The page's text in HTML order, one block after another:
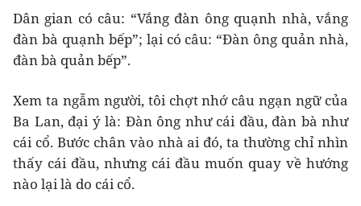
Dân gian có câu: “Vắng đàn ông quạnh nhà, vắng
đàn bà quạnh bếp”; lại có câu: “Đàn ông quản nhà,
đàn bà quản bếp”.
Xem ta ngẫm người, tôi chợt nhớ câu ngạn ngữ của
Ba Lan, đại ý là: Đàn ông như cái đầu, đàn bà như
cái cổ. Bước chân vào nhà ai đó, ta thường chỉ nhìn
thấy cái đầu, nhưng cái đầu muốn quay về hướng
nào lại là do cái cổ.